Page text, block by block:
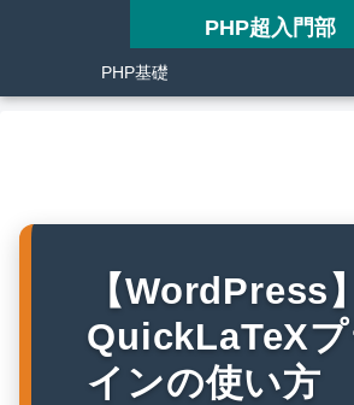
PHP超入門部
PHP基礎
【WordPress】
QuickLaTeX
インの使い方